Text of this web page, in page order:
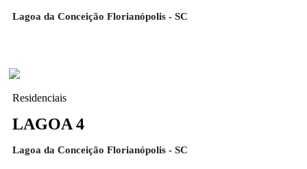
Lagoa da Conceição Florianópolis - SC
Residenciais
LAGOA 4
Lagoa da Conceição Florianópolis - SC